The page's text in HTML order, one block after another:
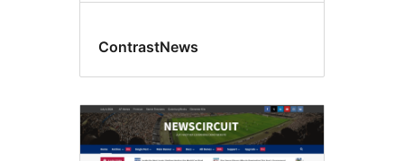
ContrastNews